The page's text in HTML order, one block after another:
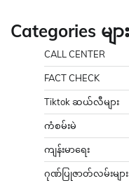
Categories
CALL CENTER
FACT CHECK
Tiktok ဆယ်လီများ
ကံစမ်းမဲ
ကျန်းမာရေး
ဂုဏ်ပြုဇာတ်လမ်းများ